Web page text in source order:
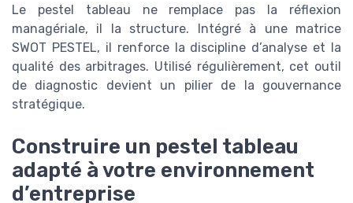
Le pestel tableau ne remplace pas la réflexion
managériale, il la structure. Intégré à une matrice
SWOT PESTEL, il renforce la discipline d’analyse et la
qualité des arbitrages. Utilisé régulièrement, cet outil
de diagnostic devient un pilier de la gouvernance
stratégique.
Construire un pestel tableau
adapté à votre environnement
d’entreprise